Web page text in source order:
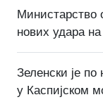
Министарство
нових удара
Зеленски је по
у Каспијском